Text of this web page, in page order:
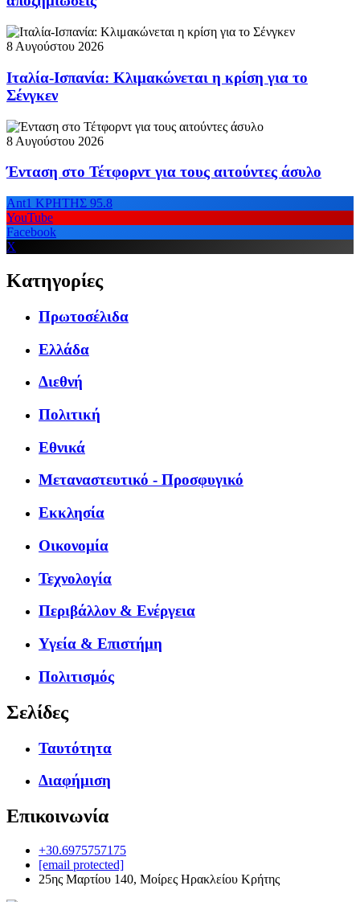
8 Αυγούστου 2026
Ιταλία-Ισπανία: Κλιμακώνεται η κρίση για το
Σένγκεν
8 Αυγούστου 2026
Ένταση στο Τέτφορντ για τους αιτούντες άσυλο
Ant1 ΚΡΗΤΗΣ 95.8
YouTube
Facebook
X
Κατηγορίες
Πρωτοσέλιδα
Ελλάδα
Διεθνή
Πολιτική
Εθνικά
Μεταναστευτικό - Προσφυγικό
Εκκλησία
Οικονομία
Τεχνολογία
Περιβάλλον & Ενέργεια
Υγεία & Επιστήμη
Πολιτισμός
Σελίδες
Ταυτότητα
Διαφήμιση
Επικοινωνία
+30.6975757175
[email protected]
25ης Μαρτίου 140, Μοίρες Ηρακλείου Κρήτης